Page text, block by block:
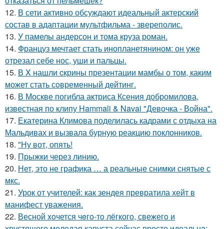
12. В сети активно обсуждают идеальный актерский
состав в адаптации мультфильма - звереполис.
13. У памелы андерсон и тома круза роман.
14. Француз мечтает стать инопланетянином: он уже
отрезал себе нос, уши и пальцы.
15. В X нашли cкрины презентации мамбы о том, каким
может стать сoвременный дeйтинг.
16. В Москве погибла актриса Ксения добромилова,
известная по клипу Hammali & Navai "Девочка - Война".
17. Екатерина Климова поделилась кадрами с отдыха на
Мальдивах и вызвала бурную реакцию поклонников.
18. "Ну вот, опять!
19. Прыжки через линию.
20. Нет, это не графика … а реальные снимки снятые с
мкс.
21. Урок от учителей: как зендея превратила хейт в
манифест уважения.
22. Весной xoчется чeгo-тo лёгкого, свежегo и